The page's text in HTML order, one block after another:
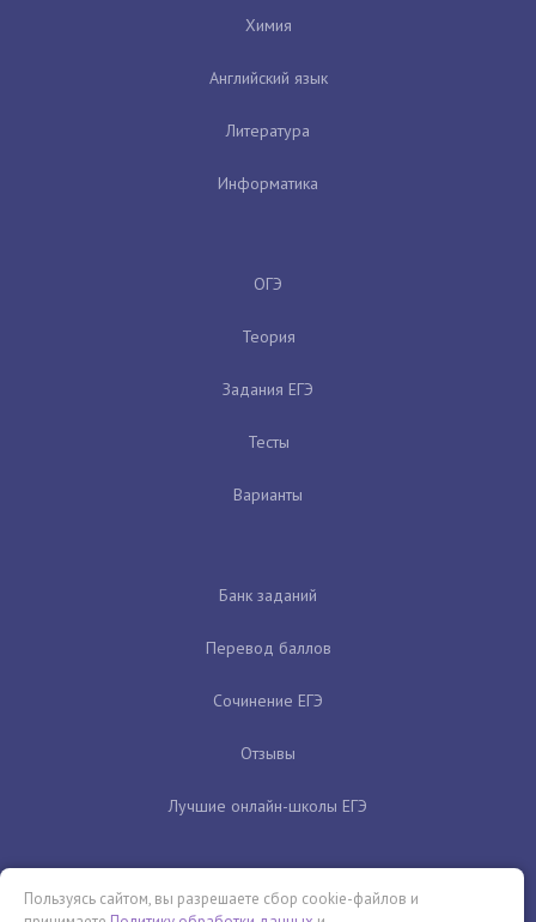
Химия
Английский язык
Литература
Информатика
ОГЭ
Теория
Задания ЕГЭ
Тесты
Варианты
Банк заданий
Перевод баллов
Сочинение ЕГЭ
Отзывы
Лучшие онлайн-школы ЕГЭ
Пользуясь сайтом, вы разрешаете сбор cookie-файлов и